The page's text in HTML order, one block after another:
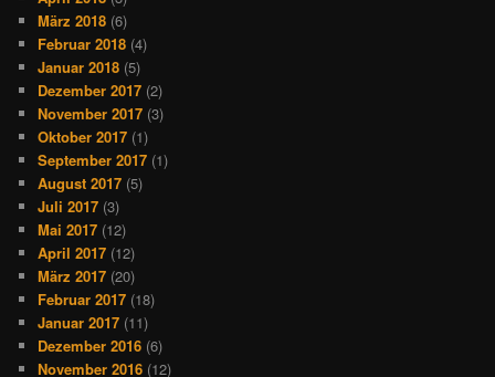
März 2018 (6)
Februar 2018 (4)
Januar 2018 (5)
Dezember 2017 (2)
November 2017 (3)
Oktober 2017 (1)
September 2017 (1)
August 2017 (5)
Juli 2017 (3)
Mai 2017 (12)
April 2017 (12)
März 2017 (20)
Februar 2017 (18)
Januar 2017 (11)
Dezember 2016 (6)
November 2016 (12)